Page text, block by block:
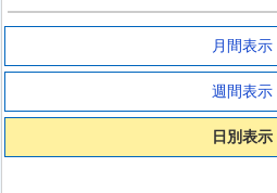
月間表示
週間表示
日別表示